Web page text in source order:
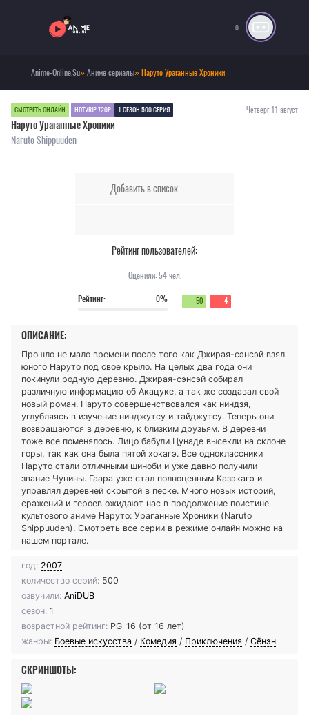
0
Anime-Online.Su»Аниме сериалы» Наруто Ураганные Хроники
СМОТРЕТЬ ОНЛАЙН HDTVRIP 720P 1 СЕЗОН 500 СЕРИЯ Четверг 11 август
Наруто Ураганные Хроники
Naruto Shippuuden
Добавить в список
Рейтинг пользователей:
Оценили:54чел.
Рейтинг:
0% 50 4
ОПИСАНИЕ:
Прошло не мало времени после того как Джирая-сэнсэй взял
юного Наруто под свое крыло. На целых два года они
покинули родную деревню. Джирая-сэнсэй собирал
различную информацию об Акацуке, а так же создавал свой
новый роман. Наруто совершенствовался как ниндзя,
углубляясь в изучение нинджутсу и тайджутсу. Теперь они
возвращаются в деревню, к близким друзьям. В деревни
тоже все поменялось. Лицо бабули Цунаде высекли на склоне
горы, так как она была пятой хокагэ. Все одноклассники
Наруто стали отличными шиноби и уже давно получили
звание Чунины. Гаара уже стал полноценным Казэкагэ и
управлял деревней скрытой в песке. Много новых историй,
сражений и героев ожидают нас в продолжение поистине
культового аниме Наруто: Ураганные Хроники (Naruto
Shippuuden). Смотреть все серии в режиме онлайн можно на
нашем портале.
год: 2007
количество серий: 500
озвучили: AniDUB
сезон: 1
возрастной рейтинг: PG-16 (от 16 лет)
жанры: Боевые искусства / Комедия / Приключения / Сёнэн
СКРИНШОТЫ: